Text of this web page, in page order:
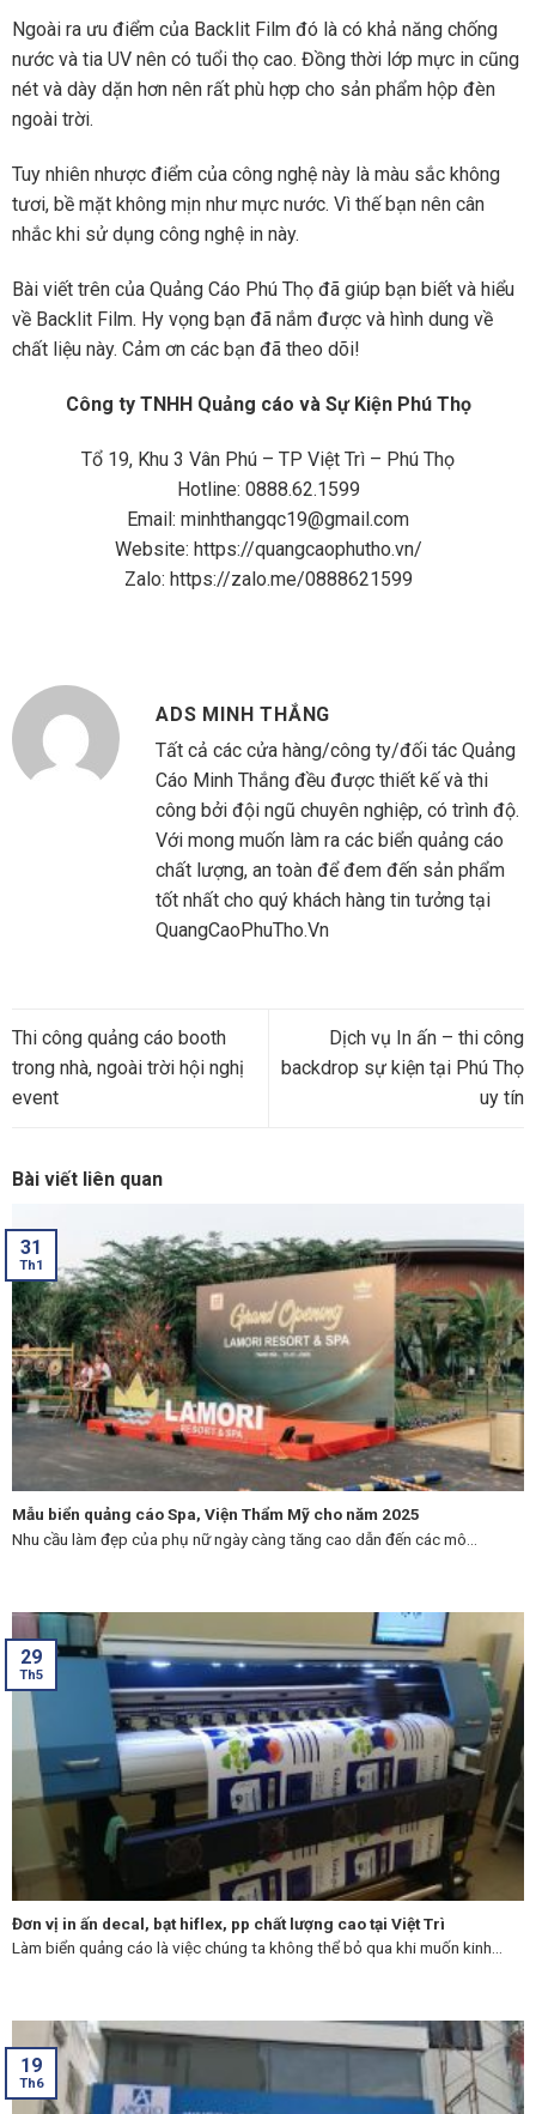
Ngoài ra ưu điểm của Backlit Film đó là có khả năng chống
nước và tia UV nên có tuổi thọ cao. Đồng thời lớp mực in cũng
nét và dày dặn hơn nên rất phù hợp cho sản phẩm hộp đèn
ngoài trời.
Tuy nhiên nhược điểm của công nghệ này là màu sắc không
tươi, bề mặt không mịn như mực nước. Vì thế bạn nên cân
nhắc khi sử dụng công nghệ in này.
Bài viết trên của Quảng Cáo Phú Thọ đã giúp bạn biết và hiểu
về Backlit Film. Hy vọng bạn đã nắm được và hình dung về
chất liệu này. Cảm ơn các bạn đã theo dõi!
Công ty TNHH Quảng cáo và Sự Kiện Phú Thọ
Tổ 19, Khu 3 Vân Phú – TP Việt Trì – Phú Thọ
Hotline: 0888.62.1599
Email: minhthangqc19@gmail.com
Website: https://quangcaophutho.vn/
Zalo: https://zalo.me/0888621599
ADS MINH THẮNG
Tất cả các cửa hàng/công ty/đối tác Quảng
Cáo Minh Thắng đều được thiết kế và thi
công bởi đội ngũ chuyên nghiệp, có trình độ.
Với mong muốn làm ra các biển quảng cáo
chất lượng, an toàn để đem đến sản phẩm
tốt nhất cho quý khách hàng tin tưởng tại
QuangCaoPhuTho.Vn
Thi công quảng cáo booth
trong nhà, ngoài trời hội nghị
event
Dịch vụ In ấn – thi công
backdrop sự kiện tại Phú Thọ
uy tín
Bài viết liên quan
Mẫu biển quảng cáo Spa, Viện Thẩm Mỹ cho năm 2025
Nhu cầu làm đẹp của phụ nữ ngày càng tăng cao dẫn đến các mô...
31
Th1
Đơn vị in ấn decal, bạt hiflex, pp chất lượng cao tại Việt Trì
Làm biển quảng cáo là việc chúng ta không thể bỏ qua khi muốn kinh...
29
Th5
19
Th6